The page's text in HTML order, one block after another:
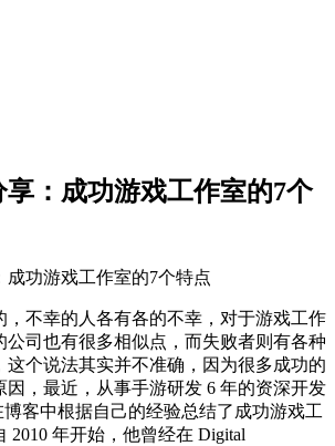
：成功游戏工作室的7个
，不幸的人各有各的不幸，对于游戏工作
公司也有很多相似点，而失败者则有各种
这个说法其实并不准确，因为很多成功的
因，最近，从事手游研发 6 年的资深开发
博客中根据自己的经验总结了成功游戏工
2010 年开始，他曾经在 Digital